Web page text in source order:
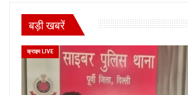
बड़ी खबरें
क्राइम LIVE